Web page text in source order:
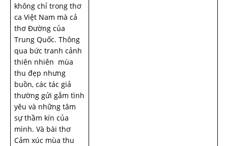
không chỉ trong thơ
ca Việt Nam mà cả
thơ Đường của
Trung Quốc. Thông
qua bức tranh cảnh
thiên nhiên mùa
thu đẹp nhưng
buồn, các tác giả
thường gửi gắm tình
yêu và những tâm
sự thầm kín của
mình. Và bài thơ
Cảm xúc mùa thu